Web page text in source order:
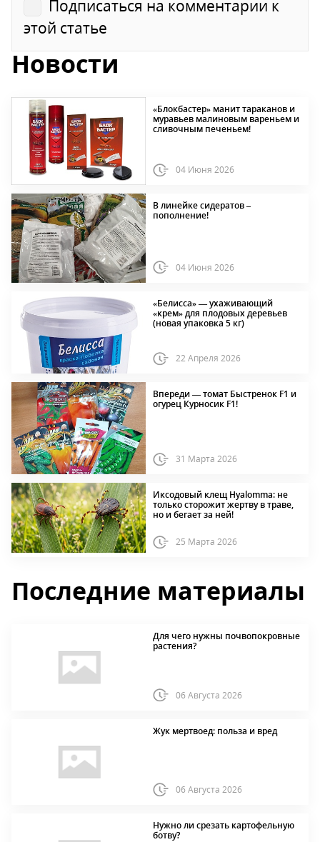
Подписаться на комментарии к
этой статье
Новости
«Блокбастер» манит тараканов и
муравьев малиновым вареньем и
сливочным печеньем!
04 Июня 2026
В линейке сидератов –
пополнение!
04 Июня 2026
«Белисса» — ухаживающий
«крем» для плодовых деревьев
(новая упаковка 5 кг)
22 Апреля 2026
Впереди — томат Быстренок F1 и
огурец Курносик F1!
31 Марта 2026
Иксодовый клещ Hyalomma: не
только сторожит жертву в траве,
но и бегает за ней!
25 Марта 2026
Последние материалы
Для чего нужны почвопокровные
растения?
06 Августа 2026
Жук мертвоед: польза и вред
06 Августа 2026
Нужно ли срезать картофельную
ботву?